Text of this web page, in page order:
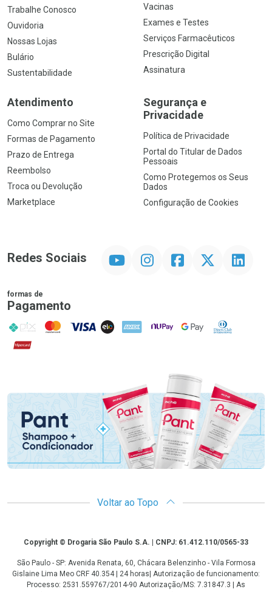
Trabalhe Conosco
Ouvidoria
Nossas Lojas
Bulário
Sustentabilidade
Vacinas
Exames e Testes
Serviços Farmacêuticos
Prescrição Digital
Assinatura
Atendimento
Como Comprar no Site
Formas de Pagamento
Prazo de Entrega
Reembolso
Troca ou Devolução
Marketplace
Segurança e
Privacidade
Política de Privacidade
Portal do Titular de Dados
Pessoais
Como Protegemos os Seus
Dados
Configuração de Cookies
Redes Sociais InstagramFacebookTwitter Linkedin
formas de
Pagamento
PIX MasterCard
VISA ELO AMEX NuPay Google PayDiners Club
Hipercard
Voltar ao Topo
CopyrightCopyright © Drogaria São Paulo S.A. | CNPJ: 61.412.110/0565-33
São Paulo - SP: Avenida Renata, 60, Chácara Belenzinho - Vila Formosa
Gislaine Lima Meo CRF 40.354 | 24 horas| Autorização de funcionamento:
Processo: 2531.559767/2014-90 Autorização/MS: 7.31847.3 | As